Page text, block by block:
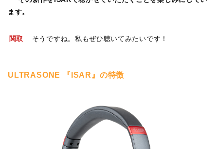
ます。
関取 そうですね。私もぜひ聴いてみたいです！
ULTRASONE 『ISAR』の特徴